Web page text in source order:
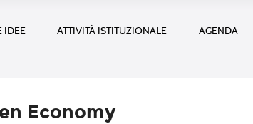
IDEE ATTIVITÀ ISTITUZIONALE AGENDA
Economy